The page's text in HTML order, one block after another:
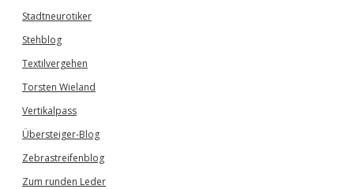
Stadtneurotiker
Stehblog
Textilvergehen
Torsten Wieland
Vertikalpass
Übersteiger-Blog
Zebrastreifenblog
Zum runden Leder